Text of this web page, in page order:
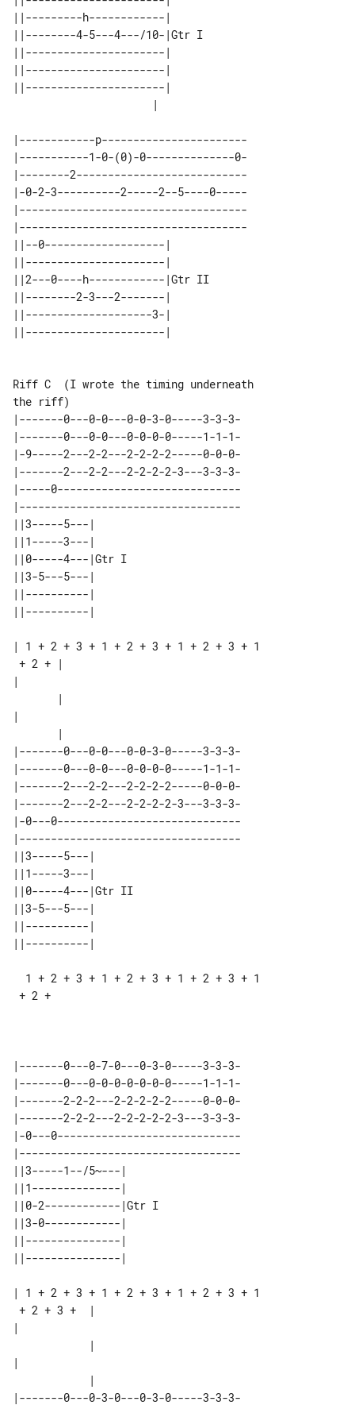
||---------h------------|
||--------4-5---4---/10-|Gtr I
||----------------------|
||----------------------|
||----------------------|
|------------p-----------------------
|-----------1-0-(0)-0--------------0-
|--------2---------------------------
|-0-2-3----------2-----2--5----0-----
|------------------------------------
|------------------------------------
||--0-------------------|
||----------------------|
||2---0----h------------|Gtr II
||--------2-3---2-------|
||--------------------3-|
Riff C  (I wrote the timing underneath
|-------0---0-0---0-0-3-0-----3-3-3-
|-------0---0-0---0-0-0-0-----1-1-1-
|-9-----2---2-2---2-2-2-2-----0-0-0-
|-------2---2-2---2-2-2-2-3---3-3-3-
|-----0-----------------------------
|-----------------------------------
||3-----5---|
||1-----3---|
||0-----4---|Gtr I
||3-5---5---|
||----------|
| 1 + 2 + 3 + 1 + 2 + 3 + 1 + 2 + 3 + 1
|
|
|-------0---0-0---0-0-3-0-----3-3-3-
|-------0---0-0---0-0-0-0-----1-1-1-
|-------2---2-2---2-2-2-2-----0-0-0-
|-------2---2-2---2-2-2-2-3---3-3-3-
|-0---0-----------------------------
|-----------------------------------
||3-----5---|
||1-----3---|
||0-----4---|Gtr II
||3-5---5---|
||----------|
|-------0---0-7-0---0-3-0-----3-3-3-
|-------0---0-0-0-0-0-0-0-----1-1-1-
|-------2-2-2---2-2-2-2-2-----0-0-0-
|-------2-2-2---2-2-2-2-2-3---3-3-3-
|-0---0-----------------------------
|-----------------------------------
||3-----1--/5~---|
||1--------------|
||0-2------------|Gtr I
||3-0------------|
||---------------|
| 1 + 2 + 3 + 1 + 2 + 3 + 1 + 2 + 3 + 1
|
|
|-------0---0-3-0---0-3-0-----3-3-3-